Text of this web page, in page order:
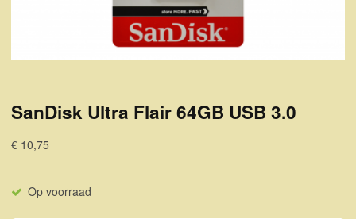
SanDisk Ultra Flair 64GB USB 3.0
€ 10,75
Op voorraad